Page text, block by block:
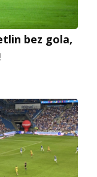
bez gola,